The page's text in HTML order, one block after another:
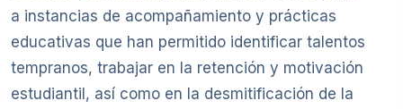
a instancias de acompañamiento y prácticas
educativas que han permitido identificar talentos
tempranos, trabajar en la retención y motivación
estudiantil, así como en la desmitificación de la